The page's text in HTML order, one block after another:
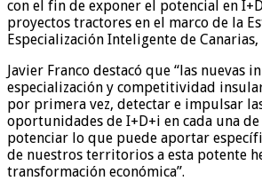
con el fin de exponer el potencial en
proyectos tractores en el marco de la
Especialización Inteligente de Canarias,
Javier Franco destacó que “las nuevas
especialización y competitividad
por primera vez, detectar e impulsar
oportunidades de I+D+i en cada una
potenciar lo que puede aportar
de nuestros territorios a esta potente
transformación económica”.